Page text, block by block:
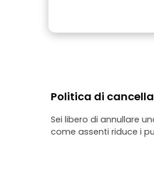
Politica di
Sei libero di annullare
come assenti riduce i